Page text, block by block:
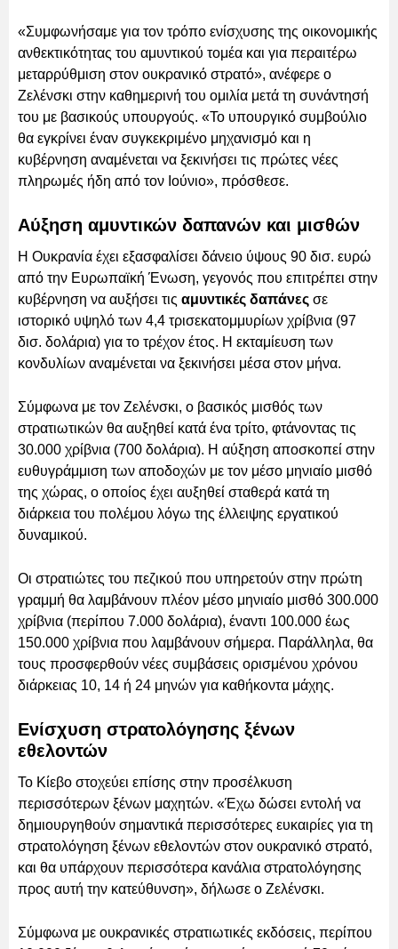
«Συμφωνήσαμε για τον τρόπο ενίσχυσης της οικονομικής
ανθεκτικότητας του αμυντικού τομέα και για περαιτέρω
μεταρρύθμιση στον ουκρανικό στρατό», ανέφερε ο
Ζελένσκι στην καθημερινή του ομιλία μετά τη συνάντησή
του με βασικούς υπουργούς. «Το υπουργικό συμβούλιο
θα εγκρίνει έναν συγκεκριμένο μηχανισμό και η
κυβέρνηση αναμένεται να ξεκινήσει τις πρώτες νέες
πληρωμές ήδη από τον Ιούνιο», πρόσθεσε.
Αύξηση αμυντικών δαπανών και μισθών
Η Ουκρανία έχει εξασφαλίσει δάνειο ύψους 90 δισ. ευρώ
από την Ευρωπαϊκή Ένωση, γεγονός που επιτρέπει στην
κυβέρνηση να αυξήσει τις αμυντικές δαπάνες σε
ιστορικό υψηλό των 4,4 τρισεκατομμυρίων χρίβνια (97
δισ. δολάρια) για το τρέχον έτος. Η εκταμίευση των
κονδυλίων αναμένεται να ξεκινήσει μέσα στον μήνα.
Σύμφωνα με τον Ζελένσκι, ο βασικός μισθός των
στρατιωτικών θα αυξηθεί κατά ένα τρίτο, φτάνοντας τις
30.000 χρίβνια (700 δολάρια). Η αύξηση αποσκοπεί στην
ευθυγράμμιση των αποδοχών με τον μέσο μηνιαίο μισθό
της χώρας, ο οποίος έχει αυξηθεί σταθερά κατά τη
διάρκεια του πολέμου λόγω της έλλειψης εργατικού
δυναμικού.
Οι στρατιώτες του πεζικού που υπηρετούν στην πρώτη
γραμμή θα λαμβάνουν πλέον μέσο μηνιαίο μισθό 300.000
χρίβνια (περίπου 7.000 δολάρια), έναντι 100.000 έως
150.000 χρίβνια που λαμβάνουν σήμερα. Παράλληλα, θα
τους προσφερθούν νέες συμβάσεις ορισμένου χρόνου
διάρκειας 10, 14 ή 24 μηνών για καθήκοντα μάχης.
Ενίσχυση στρατολόγησης ξένων
εθελοντών
Το Κίεβο στοχεύει επίσης στην προσέλκυση
περισσότερων ξένων μαχητών. «Έχω δώσει εντολή να
δημιουργηθούν σημαντικά περισσότερες ευκαιρίες για τη
στρατολόγηση ξένων εθελοντών στον ουκρανικό στρατό,
και θα υπάρχουν περισσότερα κανάλια στρατολόγησης
προς αυτή την κατεύθυνση», δήλωσε ο Ζελένσκι.
Σύμφωνα με ουκρανικές στρατιωτικές εκδόσεις, περίπου